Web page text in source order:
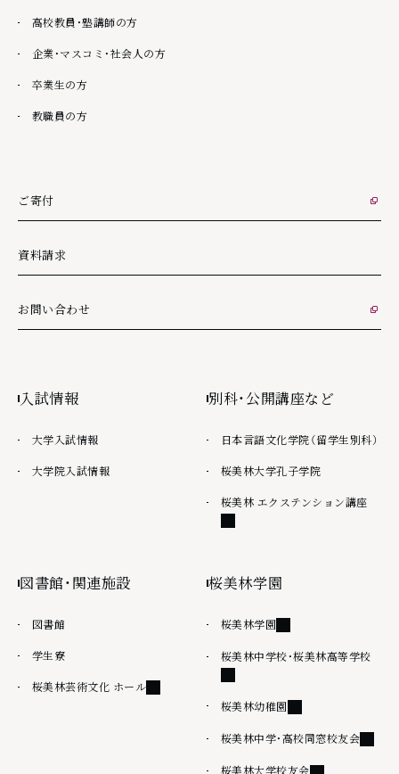
高校教員・塾講師の方
企業・マスコミ・社会人の方
卒業生の方
教職員の方
ご寄付
外部リンク
資料請求
お問い合わせ
外部リンク
入試情報
大学入試情報
大学院入試情報
別科・公開講座など
日本言語文化学院（留学生別科）
桜美林大学孔子学院
桜美林 エクステンション講座外部
図書館・関連施設
図書館
学生寮
桜美林芸術文化 ホール外部リンク
桜美林学園
桜美林学園外部リンク
桜美林中学校・桜美林高等学校外部
桜美林幼稚園外部リンク
桜美林中学・高校同窓校友会外部リ
桜美林大学校友会外部リンク